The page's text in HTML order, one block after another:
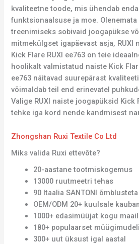
kvaliteetne toode, mis ühendab
funktsionaalsuse ja moe.
treenimiseks sobivaid joogapükse
mitmekülgset igapäevast asja, RUXI
Kick Flare RUXI ee763 on teie
hoolikalt valmistatud naiste Kick
ee763 näitavad suurepärast
võimaldab teil end erinevatel
Valige RUXI naiste joogapüksid Kick
tehke iga kord nende kandmisest
Zhongshan Ruxi Textile Co Ltd
Miks valida Ruxi ettevõte?
20-aastane tootmiskogemus
13000 ruutmeetri tehas
90 Itaalia SANTONI
OEM/ODM 20+ kuulsale
1000+ edasimüüjat kogu
180+ populaarset
300+ uut üksust igal aastal